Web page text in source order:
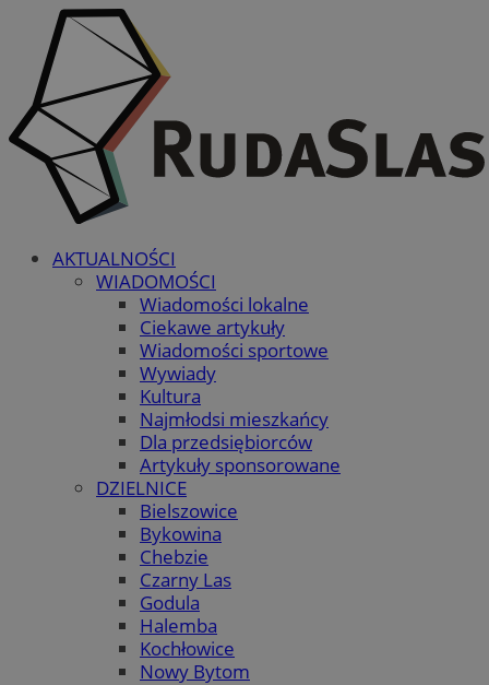
AKTUALNOŚCI
WIADOMOŚCI
Wiadomości lokalne
Ciekawe artykuły
Wiadomości sportowe
Wywiady
Kultura
Najmłodsi mieszkańcy
Dla przedsiębiorców
Artykuły sponsorowane
DZIELNICE
Bielszowice
Bykowina
Chebzie
Czarny Las
Godula
Halemba
Kochłowice
Nowy Bytom